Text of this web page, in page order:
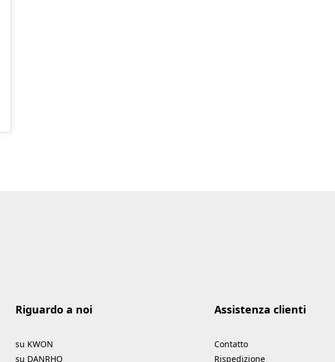
Riguardo a noi
su KWON
su DANRHO
Assistenza clienti
Contatto
Rispedizione